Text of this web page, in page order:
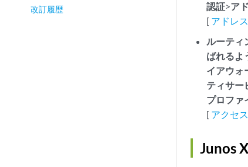
改訂履歴
認証>ア
[ アドレ
ルーティ
ばれるよ
イアウォ
ティサー
プロファ
[ アクセ
Junos